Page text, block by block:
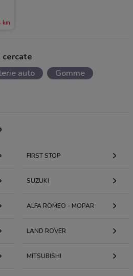
km
auto
Gomme
FIRST STOP
SUZUKI
ALFA ROMEO - MOPAR
LAND ROVER
MITSUBISHI